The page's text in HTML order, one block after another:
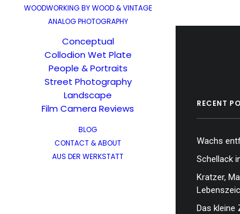
WOODWORKING BY WOOD & VINTAGE
ANALOG PHOTOGRAPHY
Conceptual
Collodion Wet Plate
People & Portraits
Street Photography
Landscape
Film Camera Reviews
BLOG
CONTACT & ABOUT
AUS DER WERKSTATT
RECENT
Wachs
Schellack
Kratzer,
Das kleine